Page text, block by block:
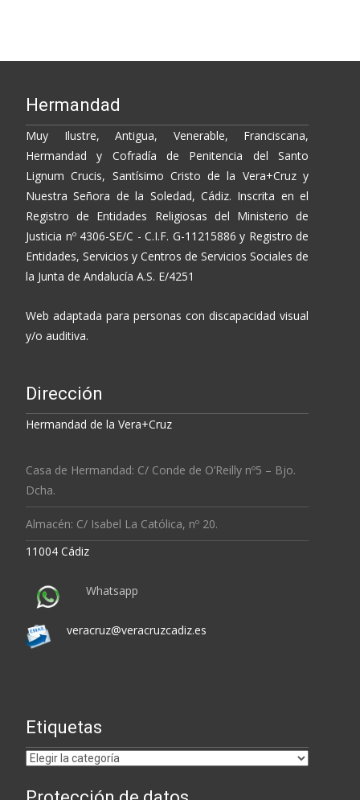
Hermandad
Muy Ilustre, Antigua, Venerable, Franciscana,
Hermandad y Cofradía de Penitencia del Santo
Lignum Crucis, Santísimo Cristo de la Vera+Cruz y
Nuestra Señora de la Soledad, Cádiz. Inscrita en el
Registro de Entidades Religiosas del Ministerio de
Justicia nº 4306-SE/C - C.I.F. G-11215886 y Registro de
Entidades, Servicios y Centros de Servicios Sociales de
la Junta de Andalucía A.S. E/4251
Web adaptada para personas con discapacidad visual
y/o auditiva.
Dirección
Hermandad de la Vera+Cruz
Casa de Hermandad: C/ Conde de O’Reilly nº5 – Bjo.
Dcha.
Almacén: C/ Isabel La Católica, nº 20.
11004 Cádiz
Whatsapp
veracruz@veracruzcadiz.es
Etiquetas
Etiquetas